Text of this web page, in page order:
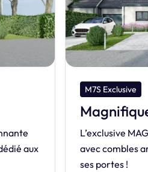
ouvre
M7S Exclusive
Initiale
Style
maison
chambres à